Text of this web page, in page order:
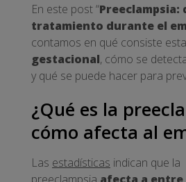
En este post “
tratamiento durante el
contamos en qué consiste esta
gestacional, cómo se
y qué se puede hacer para
¿Qué es la
cómo afecta al
Las estadísticas indican que la